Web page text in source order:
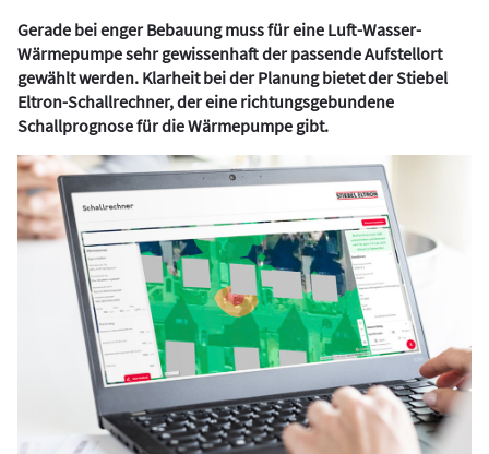
Gerade bei enger Bebauung muss für eine Luft-Wasser-
Wärmepumpe sehr gewissenhaft der passende Aufstellort
gewählt werden. Klarheit bei der Planung bietet der Stiebel
Eltron-Schallrechner, der eine richtungsgebundene
Schallprognose für die Wärmepumpe gibt.